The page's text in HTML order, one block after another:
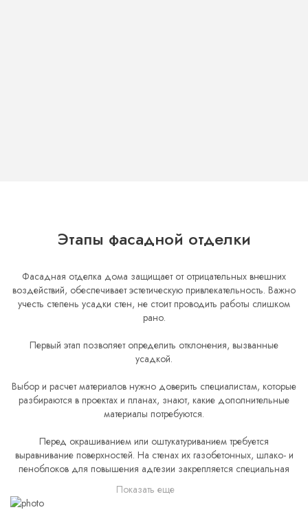
Этапы фасадной отделки
Фасадная отделка дома защищает от отрицательных внешних
воздействий, обеспечивает эстетическую привлекательность. Важно
учесть степень усадки стен, не стоит проводить работы слишком
рано.
Первый этап позволяет определить отклонения, вызванные
усадкой.
Выбор и расчет материалов нужно доверить специалистам, которые
разбираются в проектах и планах, знают, какие дополнительные
материалы потребуются.
Перед окрашиванием или оштукатуриванием требуется
выравнивание поверхностей. На стенах их газобетонных, шлако- и
пеноблоков для повышения адгезии закрепляется специальная
сетка. Кирпич оштукатуривается сразу, если проектом не
предусмотрено утепление. В противном случае сетка все же нужна.
Показать еще